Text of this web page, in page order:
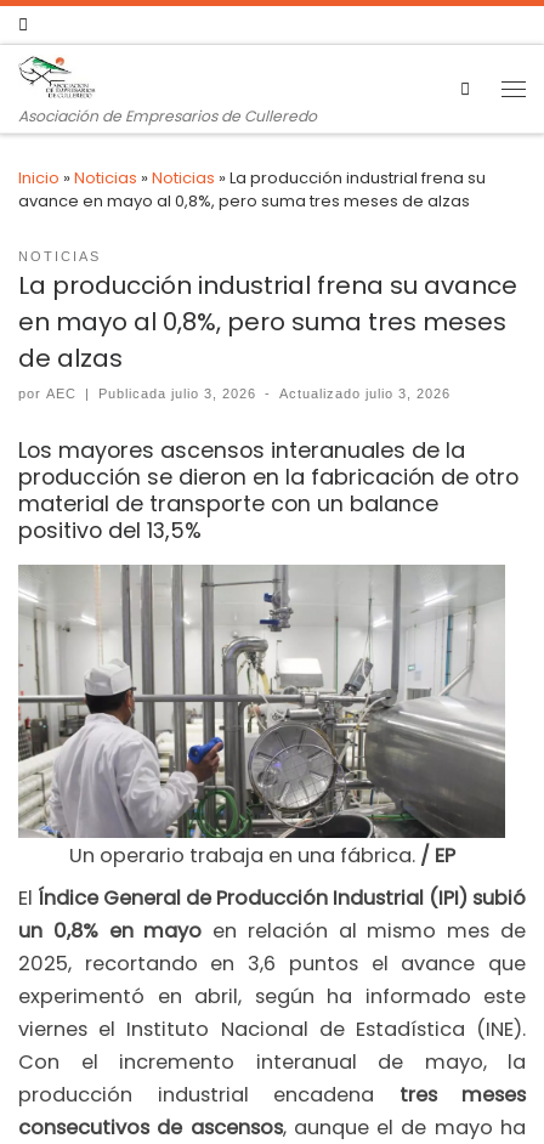
Asociación de Empresarios de Culleredo
Search
Inicio »Noticias »Noticias »La producción industrial frena su
avance en mayo al 0,8%, pero suma tres meses de alzas
NOTICIAS
La producción industrial frena su avance
en mayo al 0,8%, pero suma tres meses
de alzas
por AEC | Publicadajulio 3, 2026 - Actualizadojulio 3, 2026
Los mayores ascensos interanuales de la
producción se dieron en la fabricación de otro
material de transporte con un balance
positivo del 13,5%
Un operario trabaja en una fábrica. / EP
El Índice General de Producción Industrial (IPI) subió
un 0,8% en mayo en relación al mismo mes de
2025, recortando en 3,6 puntos el avance que
experimentó en abril, según ha informado este
viernes el Instituto Nacional de Estadística (INE).
Con el incremento interanual de mayo, la
producción industrial encadena tres meses
consecutivos de ascensos, aunque el de mayo ha